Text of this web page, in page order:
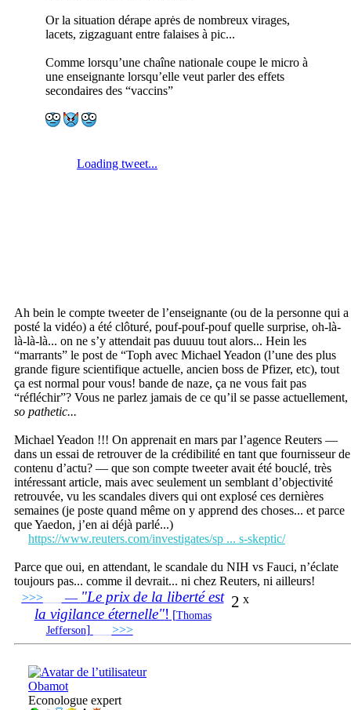
Or la situation dérape aprės de nombreux virages,
lacets, zigzaguant entre falaises à pic...
Comme lorsqu’une chaîne nationale coupe le micro à
une enseignante lorsqu’elle veut parler des effets
secondaires des “vaccins”
Ah bein le compte tweeter de l’enseignante (ou de la personne qui a
posté la vidéo) a été clôturé, pouf-pouf-pouf quelle surprise, oh-là-
là-là-là... on ne s’y attendait pas duuuu tout alors... Hein les
“marrants” le post de “Toph avec Michael Yeadon (l’une des plus
grande figure scientifique actuelle, ancien boss de Pfizer, etc), tout
ça est normal pour vous! bande de naze, ça ne vous fait pas
“réfléchir”? Vous ne parlez jamais de ce qu’il se passe actuellement,
so pathetic...
Michael Yeadon !!! On apprenait en mars par l’agence Reuters —
dans un essai de retrouver de la crédibilité en tant que fournisseur de
contenu d’actu? — que son compte tweeter avait été bouclé, très
intéressant article, mais avec seulement un semblant d’objectivité
retrouvée, vu les scandales divers qui ont explosé ces dernières
semaines (je poste quand même on y apprend des choses... et parce
que Yaedon, j’en ai déjà parlé...)
https://www.reuters.com/investigates/sp ... s-skeptic/
Parce que oui, en attendant, le scandale du NIH vs Fauci, n’éclate
toujours pas... comme il devrait... ni chez Reuters, ni ailleurs!
2 x
>>>___ — "Le prix de la liberté est
la vigilance éternelle"! [Thomas
Jefferson] >>>______________________________
Obamot
Econologue expert